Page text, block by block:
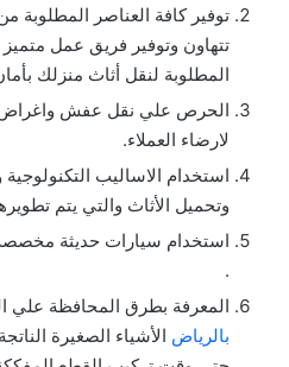
توفير كافة العناصر المطلوبة
تتهاون وتوفير فريق عمل متميز
المطلوبة لنقل أثاث منزلك
الحرص علي نقل عفش واغراض
لارضاء العملاء.
استخدام الاساليب
وتحميل الأثاث والتي يتم
استخدام سيارات حديثة
.
المعرفة بطرق المحافظة علي
بالرياض الأشياء الصغيرة